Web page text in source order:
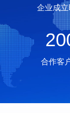
企业成
合作客